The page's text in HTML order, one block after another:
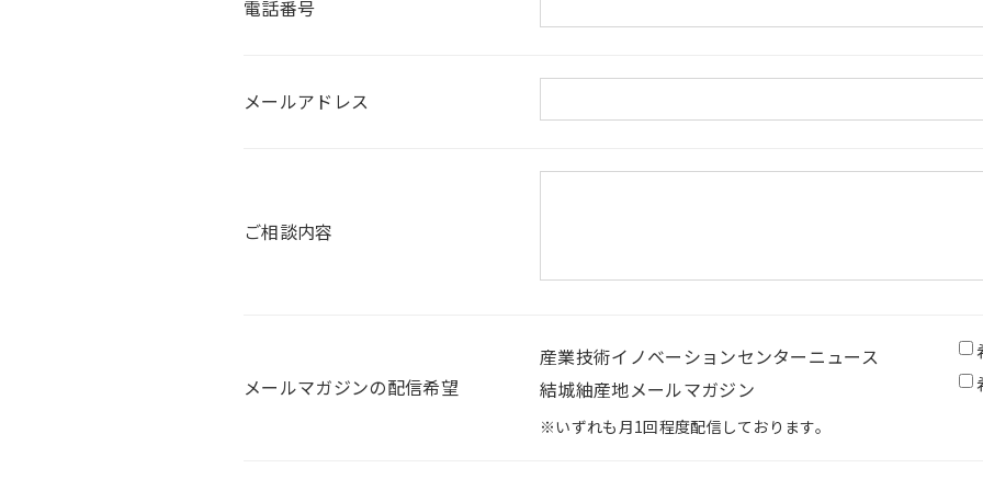
電話番号
メールアドレス
ご相談内容
メールマガジンの配信希望
産業技術イノベーションセンターニュース
結城紬産地メールマガジン
※いずれも月1回程度配信しております。